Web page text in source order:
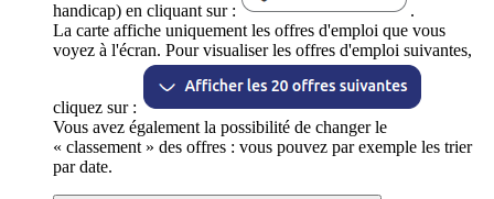
handicap) en cliquant sur :
.
La carte affiche uniquement les offres d'emploi que vous
voyez à l'écran. Pour visualiser les offres d'emploi suivantes,
cliquez sur :
Vous avez également la possibilité de changer le
« classement » des offres : vous pouvez par exemple les trier
par date.